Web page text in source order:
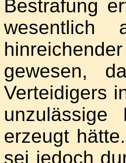
Bestrafung
gewesen,
Verteidigers
unzulässige
erzeugt
sei jedoch